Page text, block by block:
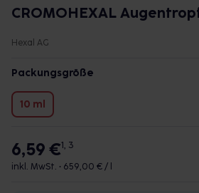
CROMOHEXAL
Hexal AG
Packungsgröße
10 ml
6,59 €1, 3
inkl. MwSt. • 659,00 € / l